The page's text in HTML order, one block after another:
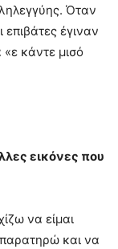
Όταν
έγιναν
κάντε μισό
εικόνες που
να είμαι
και να